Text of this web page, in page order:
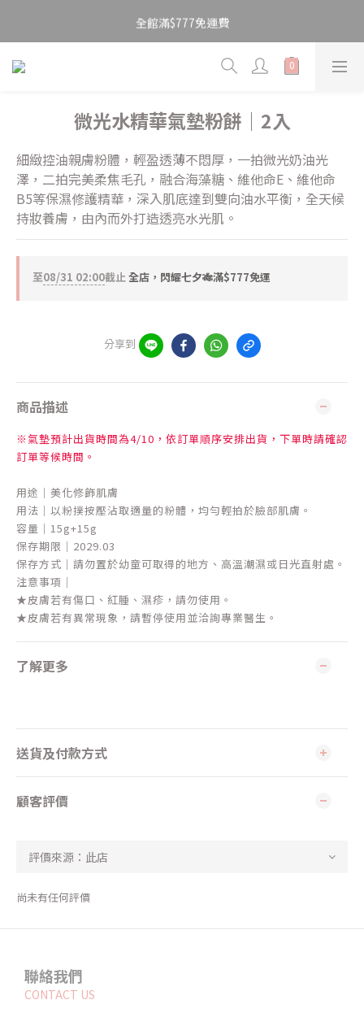
全館滿$777免運費
全館滿$777免運費
1
6
5
4
3
2
1
0
2
1
7
6
2
1
0
3
2
3
2
:
6
4
2
1
3
2
1
秒
微光水精華氣墊粉餅｜2入
細緻控油親膚粉體，輕盈透薄不悶厚，一拍微光奶油光
澤，二拍完美柔焦毛孔，融合海藻糖、維他命E、維他命
B5等保濕修護精華，深入肌底達到雙向油水平衡，全天候
持妝養膚，由內而外打造透亮水光肌。
至08/31 02:00截止全店，閃耀七夕🎋滿$777免運
分享到
商品描述
※氣墊預計出貨時間為4/10，依訂單順序安排出貨，下單時請確認
訂單等候時間。
用途｜美化修飾肌膚
用法｜以粉撲按壓沾取適量的粉體，均勻輕拍於臉部肌膚。
容量｜15g+15g
保存期限｜2029.03
保存方式｜請勿置於幼童可取得的地方、高溫潮濕或日光直射處。
注意事項｜
★皮膚若有傷口、紅腫、濕疹，請勿使用。
★皮膚若有異常現象，請暫停使用並洽詢專業醫生。
了解更多
送貨及付款方式
顧客評價
尚未有任何評價
聯絡我們
CONTACT US